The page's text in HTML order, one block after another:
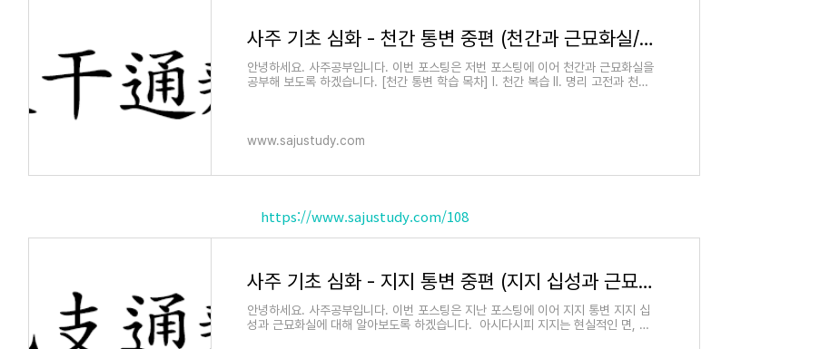
사주 기초 심화 - 천간 통변 중편 (천간과 근묘화실/십성)
안녕하세요. 사주공부입니다. 이번 포스팅은 저번 포스팅에 이어 천간과 근묘화실을
공부해 보도록 하겠습니다. [천간 통변 학습 목차] I. 천간 복습 II. 명리 고전과 천간
www.sajustudy.com
https://www.sajustudy.com/108
사주 기초 심화 - 지지 통변 중편 (지지 십성과 근묘화실)
안녕하세요. 사주공부입니다. 이번 포스팅은 지난 포스팅에 이어 지지 통변 지지 십
성과 근묘화실에 대해 알아보도록 하겠습니다. ​ 아시다시피 지지는 현실적인 면, 환